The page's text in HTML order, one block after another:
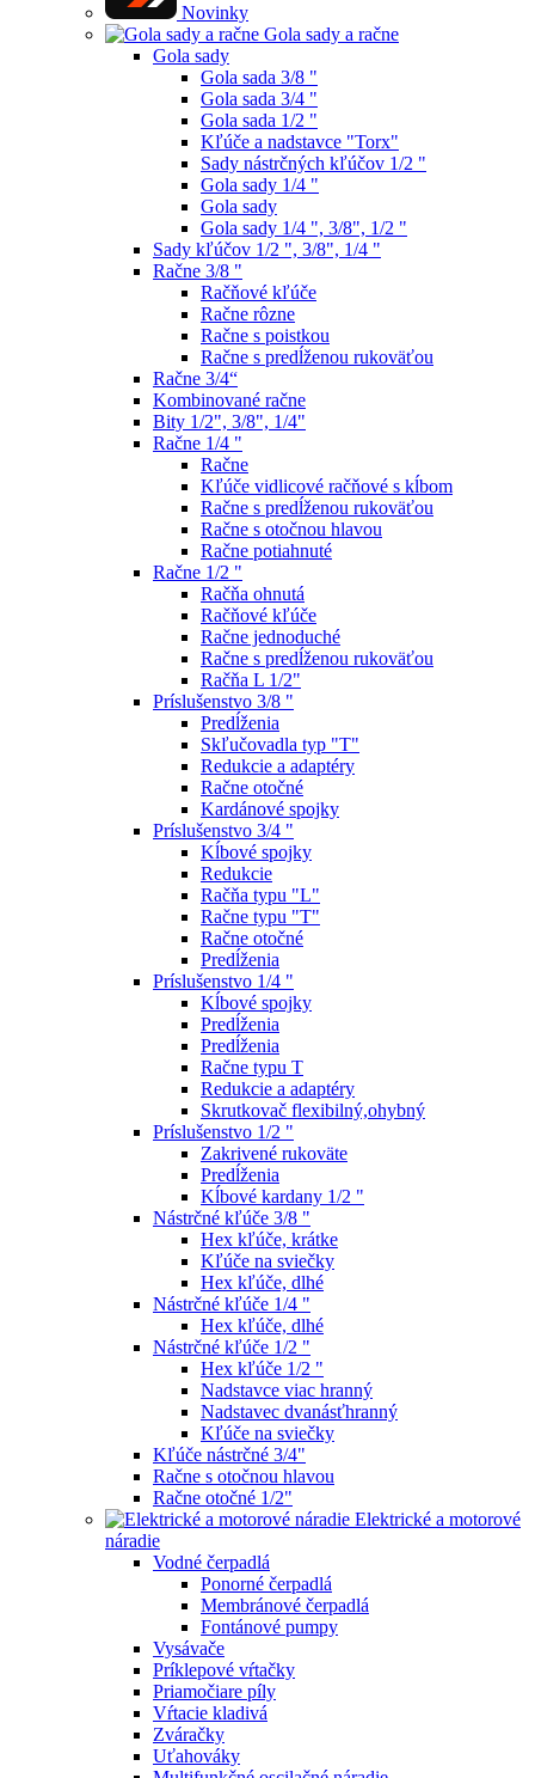
Novinky
Gola sady a račne
Gola sady
Gola sada 3/8 "
Gola sada 3/4 "
Gola sada 1/2 "
Kľúče a nadstavce "Torx"
Sady nástrčných kľúčov 1/2 "
Gola sady 1/4 "
Gola sady
Gola sady 1/4 ", 3/8", 1/2 "
Sady kľúčov 1/2 ", 3/8", 1/4 "
Račne 3/8 "
Račňové kľúče
Račne rôzne
Račne s poistkou
Račne s predĺženou rukoväťou
Račne 3/4“
Kombinované račne
Bity 1/2", 3/8", 1/4"
Račne 1/4 "
Račne
Kľúče vidlicové račňové s kĺbom
Račne s predĺženou rukoväťou
Račne s otočnou hlavou
Račne potiahnuté
Račne 1/2 "
Račňa ohnutá
Račňové kľúče
Račne jednoduché
Račne s predĺženou rukoväťou
Račňa L 1/2"
Príslušenstvo 3/8 "
Predĺženia
Skľučovadla typ "T"
Redukcie a adaptéry
Račne otočné
Kardánové spojky
Príslušenstvo 3/4 "
Kĺbové spojky
Redukcie
Račňa typu "L"
Račne typu "T"
Račne otočné
Predĺženia
Príslušenstvo 1/4 "
Kĺbové spojky
Predĺženia
Predĺženia
Račne typu T
Redukcie a adaptéry
Skrutkovač flexibilný,ohybný
Príslušenstvo 1/2 "
Zakrivené rukoväte
Predĺženia
Kĺbové kardany 1/2 "
Nástrčné kľúče 3/8 "
Hex kľúče, krátke
Kľúče na sviečky
Hex kľúče, dlhé
Nástrčné kľúče 1/4 "
Hex kľúče, dlhé
Nástrčné kľúče 1/2 "
Hex kľúče 1/2 "
Nadstavce viac hranný
Nadstavec dvanásťhranný
Kľúče na sviečky
Kľúče nástrčné 3/4"
Račne s otočnou hlavou
Račne otočné 1/2"
Elektrické a motorové
náradie
Vodné čerpadlá
Ponorné čerpadlá
Membránové čerpadlá
Fontánové pumpy
Vysávače
Príklepové vŕtačky
Priamočiare píly
Vŕtacie kladivá
Zváračky
Uťahováky